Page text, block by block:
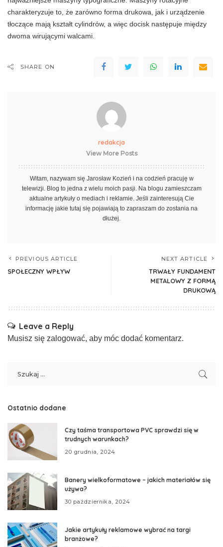
charakteryzuje to, że zarówno forma drukowa, jak i urządzenie
tłoczące mają kształt cylindrów, a więc docisk następuje między
dwoma wirującymi walcami.
SHARE ON
redakcja
View More Posts
Witam, nazywam się Jarosław Kozień i na codzień pracuję w
telewizji. Blog to jedna z wielu moich pasji. Na blogu zamieszczam
aktualne artykuły o mediach i reklamie. Jeśli zainteresują Cie
informację jakie tutaj się pojawiają to zapraszam do zostania na
dłużej.
PREVIOUS ARTICLE
SPOŁECZNY WPŁYW
NEXT ARTICLE
TRWAŁY FUNDAMENT
METALOWY Z FORMĄ
DRUKOWĄ
Leave a Reply
Musisz się zalogować, aby móc dodać komentarz.
Ostatnio dodane
Czy taśma transportowa PVC sprawdzi się w
trudnych warunkach?
20 grudnia, 2024
Banery wielkoformatowe – jakich materiałów się
używa?
30 października, 2024
Jakie artykuły reklamowe wybrać na targi
branżowe?